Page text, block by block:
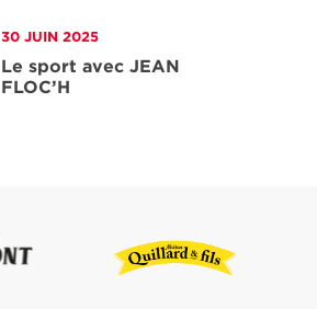
30 JUIN 2025
Le sport avec JEAN
FLOC’H